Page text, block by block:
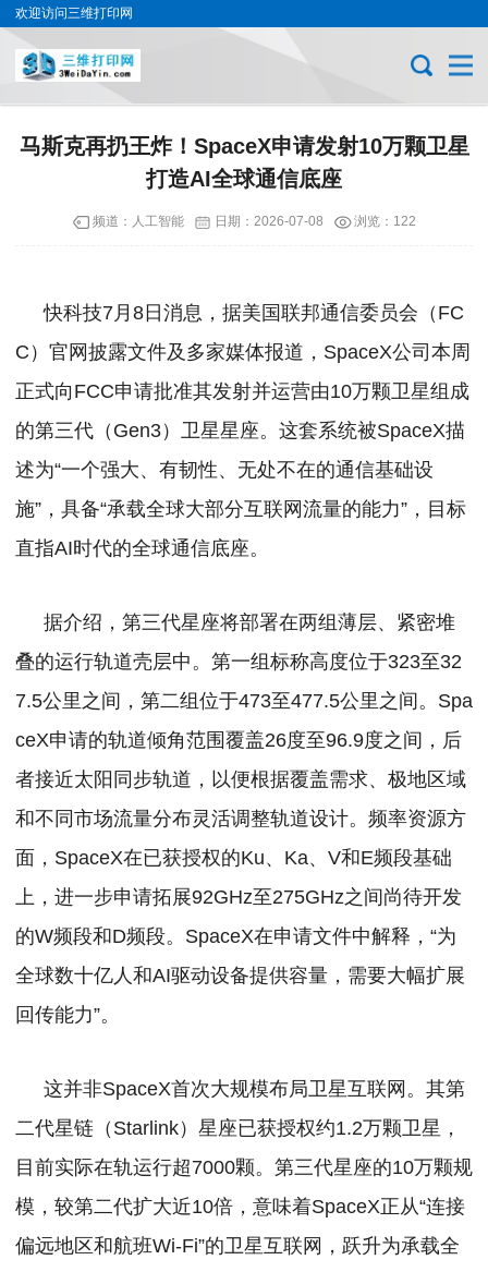
欢迎访问三维打印网
马斯克再扔王炸！SpaceX申请发射10万颗卫星
打造AI全球通信底座
频道： 人工智能 日期： 2026-07-08 浏览：122
快科技7月8日消息，据美国联邦通信委员会（FC
C）官网披露文件及多家媒体报道，SpaceX公司本周
正式向FCC申请批准其发射并运营由10万颗卫星组成
的第三代（Gen3）卫星星座。 这套系统被SpaceX描
述为“一个强大、有韧性、无处不在的通信基础设
施”，具备“承载全球大部分互联网流量的能力”，目标
直指AI时代的全球通信底座。
据介绍，第三代星座将部署在两组薄层、紧密堆
叠的运行轨道壳层中。第一组标称高度位于323至32
7.5公里之间，第二组位于473至477.5公里之间。 Spa
ceX申请的轨道倾角范围覆盖26度至96.9度之间，后
者接近太阳同步轨道，以便根据覆盖需求、极地区域
和不同市场流量分布灵活调整轨道设计。 频率资源方
面，SpaceX在已获授权的Ku、Ka、V和E频段基础
上，进一步申请拓展92GHz至275GHz之间尚待开发
的W频段和D频段。SpaceX在申请文件中解释，“为
全球数十亿人和AI驱动设备提供容量，需要大幅扩展
回传能力”。
这并非SpaceX首次大规模布局卫星互联网。其第
二代星链（Starlink）星座已获授权约1.2万颗卫星，
目前实际在轨运行超7000颗。 第三代星座的10万颗规
模，较第二代扩大近10倍，意味着SpaceX正从“连接
偏远地区和航班Wi-Fi”的卫星互联网，跃升为承载全